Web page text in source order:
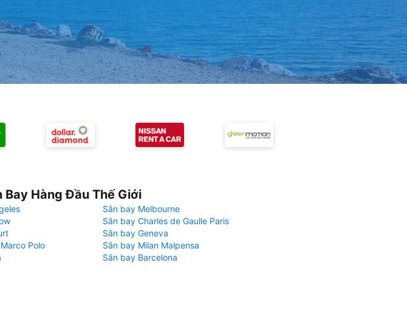
Bay Hàng Đầu Thế Giới
Sân bay Melbourne
Sân bay Charles de Gaulle Paris
Sân bay Geneva
Polo
Sân bay Milan Malpensa
Sân bay Barcelona